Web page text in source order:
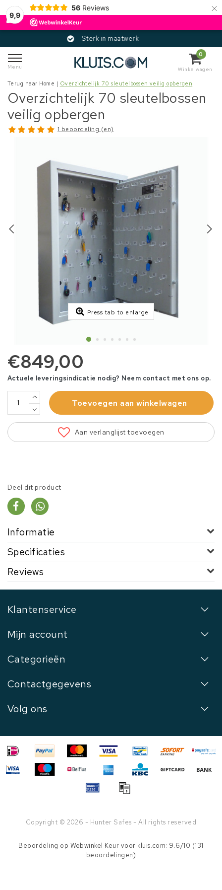
9,9
56 Reviews ×
Sterk in maatwerk
Menu
0
Winkelwagen
Terug naar Home | Overzichtelijk 70 sleutelbossen veilig opbergen
Overzichtelijk 70 sleutelbossen
veilig opbergen
1 beoordeling (en)
Press tab to enlarge
€849,00
Actuele leveringsindicatie nodig? Neem contact met ons op.
Toevoegen aan winkelwagen
Aan verlanglijst toevoegen
Deel dit product
Informatie
Specificaties
Reviews
Klantenservice
Mijn account
Categorieën
Contactgegevens
Volg ons
Copyright © 2026 - Hunter Safes - All rights reserved
Beoordeling op Webwinkel Keur voor kluis.com: 9.6/10 (131
beoordelingen)